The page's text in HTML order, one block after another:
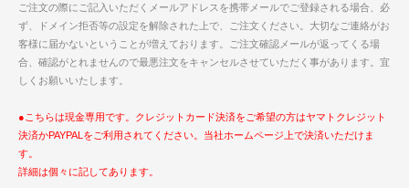
ご注文の際にご記入いただくメールアドレスを携帯メールでご登録される場合、必
ず、ドメイン拒否等の設定を解除された上で、ご注文ください。大切なご連絡がお
客様に届かないということが増えております。ご注文確認メールが返ってくる場
合、確認がとれませんので最悪注文をキャンセルさせていただく事があります。宜
しくお願いいたします。
●こちらは現金専用です。クレジットカード決済をご希望の方はヤマトクレジット
決済かPAYPALをご利用されてください。当社ホームページ上で決済いただけま
す。
詳細は個々に記してあります。